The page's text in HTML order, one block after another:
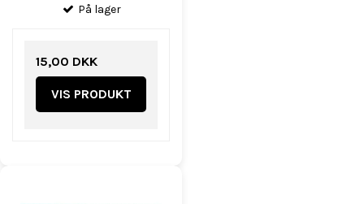
På lager
15,00 DKK
VIS PRODUKT